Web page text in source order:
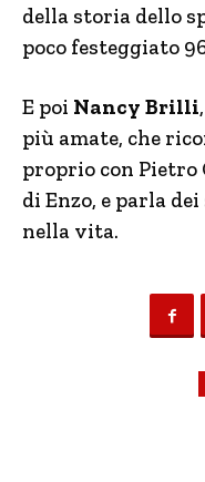
della storia dello
poco festeggiato
E poi Nancy Brilli
più amate, che
proprio con
di Enzo, e parla
nella vita.